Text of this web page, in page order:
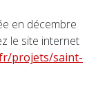
en décembre
le site internet
projets/saint-